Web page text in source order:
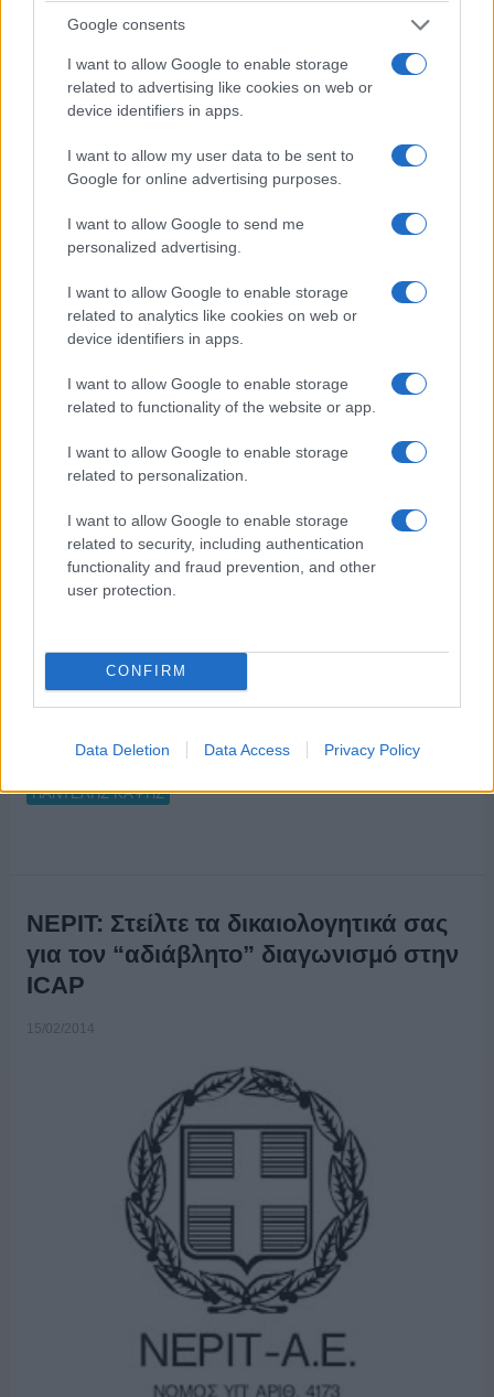
Google consents
I want to allow Google to enable storage
related to advertising like cookies on web or
device identifiers in apps.
I want to allow my user data to be sent to
Google for online advertising purposes.
I want to allow Google to send me
personalized advertising.
I want to allow Google to enable storage
related to analytics like cookies on web or
device identifiers in apps.
I want to allow Google to enable storage
related to functionality of the website or app.
I want to allow Google to enable storage
related to personalization.
I want to allow Google to enable storage
related to security, including authentication
functionality and fraud prevention, and other
user protection.
CONFIRM
Data Deletion Data Access Privacy Policy
16/02/2014
Συνέντευξη του υφυπουργού Δημόσιας Ραδιοτηλεόρασης,
Παντελή Καψή στον Alpha 96,5 Θεσσαλονίκης
Τι κάνετε είσαστε καλά; ΚΑΨΗΣ: Ωραία, εσείς;
ΚΟΥΜΙΩΤΗΣ: Απίστευτα πράγματα εις ότι αφορά την ΝΕΡΙΤ.
Εμείς θέλουμε να μαθαίνουμε για τα καλά. …
Περισσότερα...
ΤΗΛΕΟΡΑΣΗ
ALPHA 96.5 ΔΙΑΓΩΝΙΣΜΟΣ ΝΕΡΙΤ
ΠΑΝΤΕΛΗΣ ΚΑΨΗΣ
ΝΕΡΙΤ: Στείλτε τα δικαιολογητικά σας
για τον “αδιάβλητο” διαγωνισμό στην
ICAP
15/02/2014